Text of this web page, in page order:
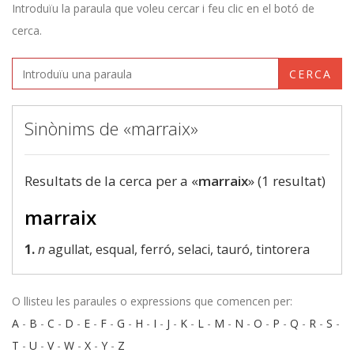
Introduïu la paraula que voleu cercar i feu clic en el botó de
cerca.
CERCA
Sinònims de «marraix»
Resultats de la cerca per a «marraix» (1 resultat)
marraix
1.nagullat, esqual, ferró, selaci, tauró, tintorera
O llisteu les paraules o expressions que comencen per:
A - B - C - D - E - F - G - H - I - J - K - L - M - N - O - P - Q - R - S -
T - U - V- W - X - Y - Z